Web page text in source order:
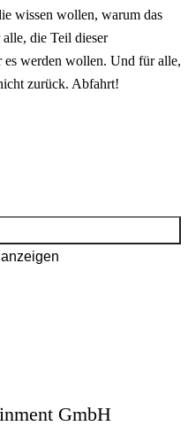
wissen wollen, warum das
die Teil dieser
es werden wollen. Und für alle,
zurück. Abfahrt!
GmbH